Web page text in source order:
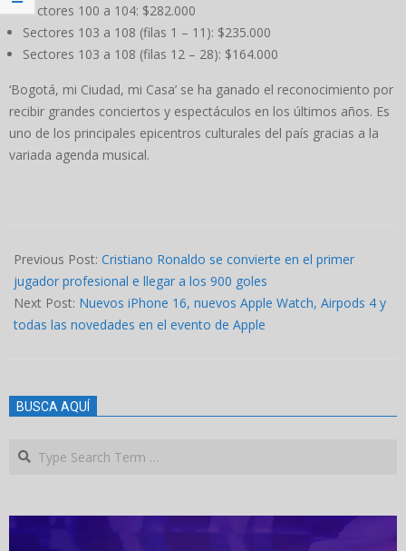
Sectores 100 a 104: $282.000
Sectores 103 a 108 (filas 1 – 11): $235.000
Sectores 103 a 108 (filas 12 – 28): $164.000
‘Bogotá, mi Ciudad, mi Casa’ se ha ganado el reconocimiento por
recibir grandes conciertos y espectáculos en los últimos años. Es
uno de los principales epicentros culturales del país gracias a la
variada agenda musical.
09-
09
Previous Post: Cristiano Ronaldo se convierte en el primer
jugador profesional e llegar a los 900 goles
Next Post: Nuevos iPhone 16, nuevos Apple Watch, Airpods 4 y
todas las novedades en el evento de Apple
BUSCA AQUÍ
Search